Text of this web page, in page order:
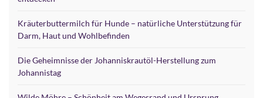
Kräuterbuttermilch für Hunde – natürliche Unterstützung für
Darm, Haut und Wohlbefinden
Die Geheimnisse der Johanniskrautöl-Herstellung zum
Johannistag